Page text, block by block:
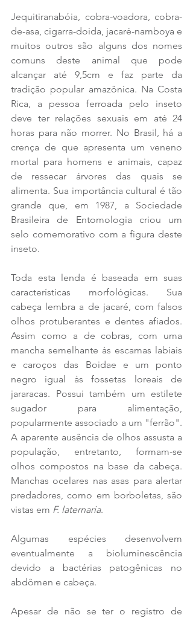
Jequitiranabóia, cobra-voadora, cobra-
de-asa, cigarra-doida, jacaré-namboya e
muitos outros são alguns dos nomes
comuns deste animal que pode
alcançar até 9,5cm e faz parte da
tradição popular amazônica. Na Costa
Rica, a pessoa ferroada pelo inseto
deve ter relações sexuais em até 24
horas para não morrer. No Brasil, há a
crença de que apresenta um veneno
mortal para homens e animais, capaz
de ressecar árvores das quais se
alimenta. Sua importância cultural é tão
grande que, em 1987, a Sociedade
Brasileira de Entomologia criou um
selo comemorativo com a figura deste
inseto.
Toda esta lenda é baseada em suas
características morfológicas. Sua
cabeça lembra a de jacaré, com falsos
olhos protuberantes e dentes afiados.
Assim como a de cobras, com uma
mancha semelhante às escamas labiais
e caroços das Boidae e um ponto
negro igual às fossetas loreais de
jararacas. Possui também um estilete
sugador para alimentação,
popularmente associado a um "ferrão".
A aparente ausência de olhos assusta a
população, entretanto, formam-se
olhos compostos na base da cabeça.
Manchas ocelares nas asas para alertar
predadores, como em borboletas, são
vistas em F. laternaria.
Algumas espécies desenvolvem
eventualmente a bioluminescência
devido a bactérias patogênicas no
abdômen e cabeça.
Apesar de não se ter o registro de